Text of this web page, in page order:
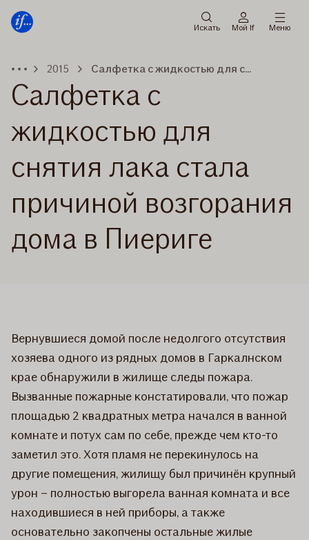
Искать Мой If Меню
2015 Салфетка с жидкостью для снятия лака стала причиной возгорания дома в Пиериге
Салфетка с
жидкостью для
снятия лака стала
причиной возгорания
дома в Пиериге
​Вернувшиеся домой после недолгого отсутствия
хозяева одного из рядных домов в Гаркалнском
крае обнаружили в жилище следы пожара.
Вызванные пожарные констатировали, что пожар
площадью 2 квадратных метра начался в ванной
комнате и потух сам по себе, прежде чем кто-то
заметил это. Хотя пламя не перекинулось на
другие помещения, жилищу был причинён крупный
урон – полностью выгорела ванная комната и все
находившиеся в ней приборы, а также
основательно закопчены остальные жилые